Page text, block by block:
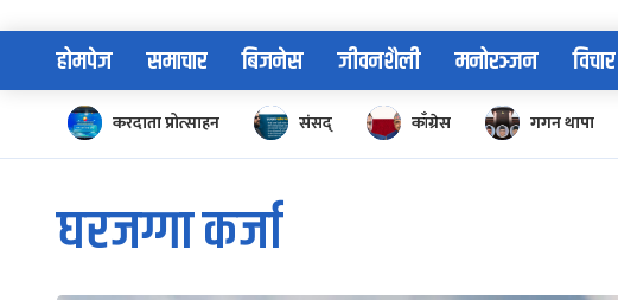
होमपेज समाचार बिजनेस जीवनशैली मनोरञ्जन विचार
करदाता प्रोत्साहन संसद् काँग्रेस गगन थापा
घरजग्गा कर्जा